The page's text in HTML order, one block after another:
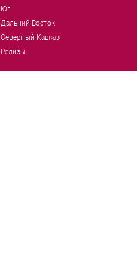
Юг
Дальний Восток
Северный Кавказ
Релизы